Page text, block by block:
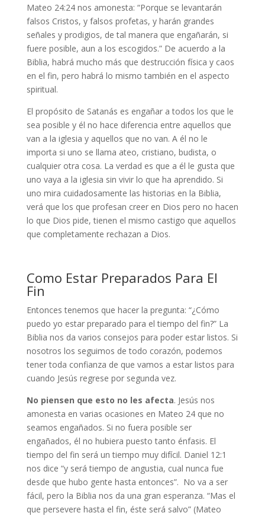
Mateo 24:24 nos amonesta: “Porque se levantarán
falsos Cristos, y falsos profetas, y harán grandes
señales y prodigios, de tal manera que engañarán, si
fuere posible, aun a los escogidos.” De acuerdo a la
Biblia, habrá mucho más que destrucción física y caos
en el fin, pero habrá lo mismo también en el aspecto
spiritual.
El propósito de Satanás es engañar a todos los que le
sea posible y él no hace diferencia entre aquellos que
van a la iglesia y aquellos que no van. A él no le
importa si uno se llama ateo, cristiano, budista, o
cualquier otra cosa. La verdad es que a él le gusta que
uno vaya a la iglesia sin vivir lo que ha aprendido. Si
uno mira cuidadosamente las historias en la Biblia,
verá que los que profesan creer en Dios pero no hacen
lo que Dios pide, tienen el mismo castigo que aquellos
que completamente rechazan a Dios.
Como Estar Preparados Para El
Fin
Entonces tenemos que hacer la pregunta: “¿Cómo
puedo yo estar preparado para el tiempo del fin?” La
Biblia nos da varios consejos para poder estar listos. Si
nosotros los seguimos de todo corazón, podemos
tener toda confianza de que vamos a estar listos para
cuando Jesús regrese por segunda vez.
No piensen que esto no les afecta. Jesús nos
amonesta en varias ocasiones en Mateo 24 que no
seamos engañados. Si no fuera posible ser
engañados, él no hubiera puesto tanto énfasis. El
tiempo del fin será un tiempo muy difícil. Daniel 12:1
nos dice “y será tiempo de angustia, cual nunca fue
desde que hubo gente hasta entonces”. No va a ser
fácil, pero la Biblia nos da una gran esperanza. “Mas el
que persevere hasta el fin, éste será salvo” (Mateo